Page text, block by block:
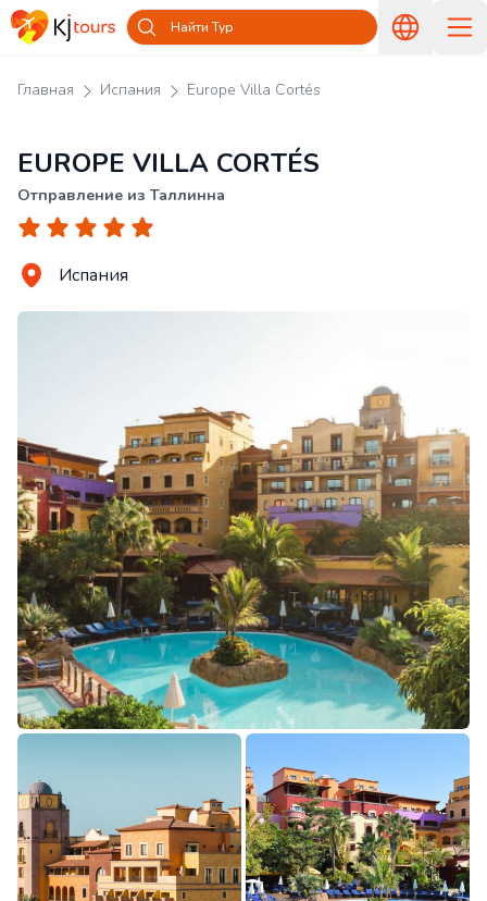
Найти Тур
Главная Испания Europe Villa Cortés
EUROPE VILLA CORTÉS
Отправление из Таллинна
Испания